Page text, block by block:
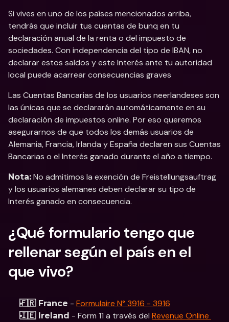
Si vives en uno de los países mencionados arriba,
tendrás que incluir tus cuentas de bunq en tu
declaración anual de la renta o del impuesto de
sociedades. Con independencia del tipo de IBAN, no
declarar estos saldos y este Interés ante tu autoridad
local puede acarrear consecuencias graves
Las Cuentas Bancarias de los usuarios neerlandeses son
las únicas que se declararán automáticamente en su
declaración de impuestos online. Por eso queremos
asegurarnos de que todos los demás usuarios de
Alemania, Francia, Irlanda y España declaren sus Cuentas
Bancarias o el Interés ganado durante el año a tiempo.
Nota: No admitimos la exención de Freistellungsauftrag
y los usuarios alemanes deben declarar su tipo de
Interés ganado en consecuencia.
¿Qué formulario tengo que
rellenar según el país en el
que vivo?
🇫🇷 France - Formulaire N° 3916 - 3916
🇮🇪 Ireland - Form 11 a través del Revenue Online